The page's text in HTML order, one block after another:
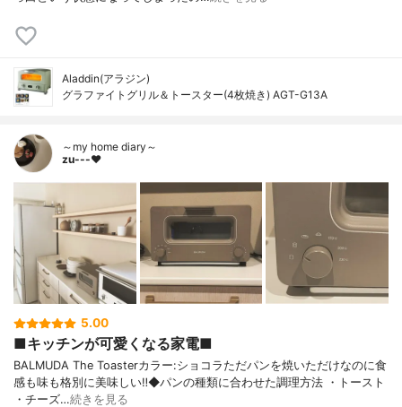
Aladdin(アラジン)
グラファイトグリル＆トースター(4枚焼き) AGT-G13A
～my home diary～
zu---❤︎
5.00
■キッチンが可愛くなる家電■
BALMUDA The Toasterカラー:ショコラただパンを焼いただけなのに食
感も味も格別に美味しい‼︎◆パンの種類に合わせた調理方法 ・トースト
・チーズ…続きを見る